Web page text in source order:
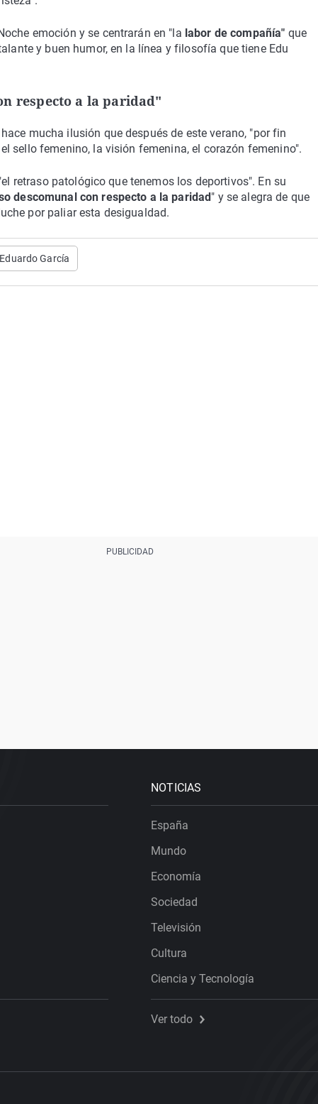
emoción y se centrarán en "la labor de compañía" que
y buen humor, en la línea y filosofía que tiene Edu
respecto a la paridad"
mucha ilusión que después de este verano, "por fin
sello femenino, la visión femenina, el corazón femenino".
retraso patológico que tenemos los deportivos". En su
descomunal con respecto a la paridad " y se alegra de que
por paliar esta desigualdad.
Eduardo García
NOTICIAS
España
Mundo
Economía
Sociedad
Televisión
Cultura
Ciencia y Tecnología
Ver todo